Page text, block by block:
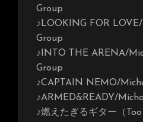
Group
♪LOOKING FOR
Group
♪INTO THE ARENA/
Group
♪CAPTAIN NEMO/
♪ARMED&READY/
♪燃えたぎるギター（